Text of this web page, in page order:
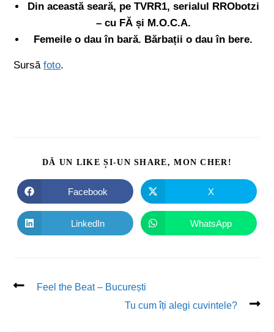
Din această seară, pe TVRR1, serialul RRObotzi
– cu FĂ și M.O.C.A.
Femeile o dau în bară. Bărbații o dau în bere.
Sursăfoto.
DĂ UN LIKE ȘI-UN SHARE, MON CHER!
Facebook X
LinkedIn WhatsApp
Feel the Beat – București
Tu cum îți alegi cuvintele?